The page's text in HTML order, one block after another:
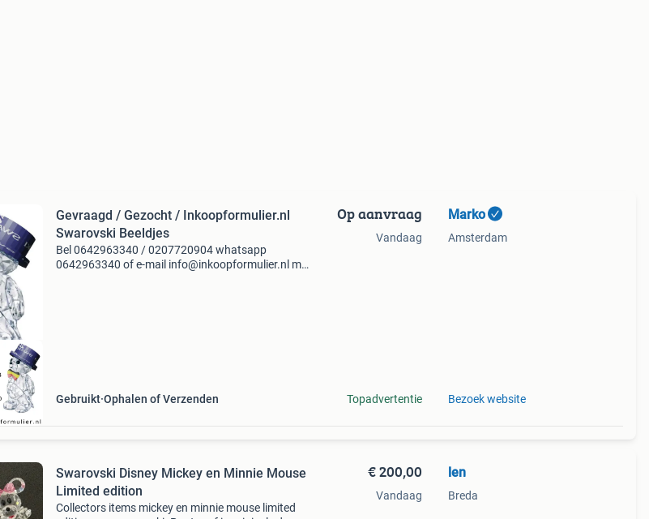
Gevraagd / Gezocht / Inkoopformulier.nl
Swarovski Beeldjes
Bel 0642963340 / 0207720904 whatsapp
0642963340 of e-mail info@inkoopformulier.nl met
Gebruikt Ophalen of Verzenden
Op aanvraag
Vandaag
Topadvertentie
Marko
Amsterdam
Bezoek website
Swarovski Disney Mickey en Minnie Mouse
Limited edition
Collectors items mickey en minnie mouse limited
€ 200,00
Vandaag
len
Breda